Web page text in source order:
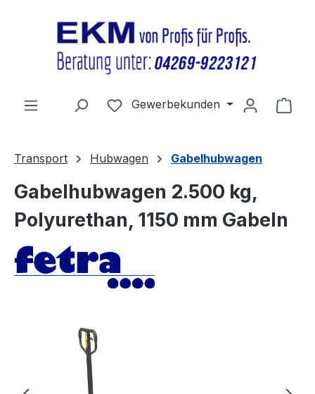
Du hast 0 Produkte auf dem
Gewerbekunden
Transport Hubwagen Gabelhubwagen
Gabelhubwagen 2.500 kg,
Polyurethan, 1150 mm Gabeln